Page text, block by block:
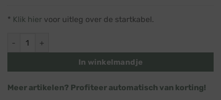
·
IP67
* Klik hier voor uitleg over de startkabel.
In winkelmandje
Meer artikelen? Profiteer automatisch van korting!